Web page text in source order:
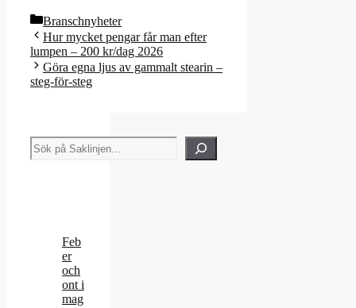
Kategorier
Branschnyheter
Hur mycket pengar får man efter
lumpen – 200 kr/dag 2026
Göra egna ljus av gammalt stearin –
steg-för-steg
Sök
Feb
er
och
ont i
mag